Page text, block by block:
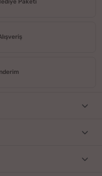
Paketi